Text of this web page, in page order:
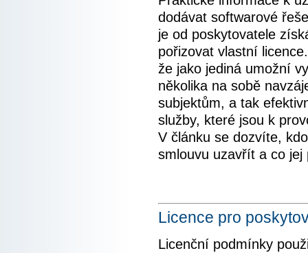
dodávat softwarové
je od poskytovatele
pořizovat vlastní
že jako jediná umožní
několika na sobě
subjektům, a tak
služby, které jsou k
V článku se dozvíte,
smlouvu uzavřít a co jej
Licence pro
Licenční podmínky